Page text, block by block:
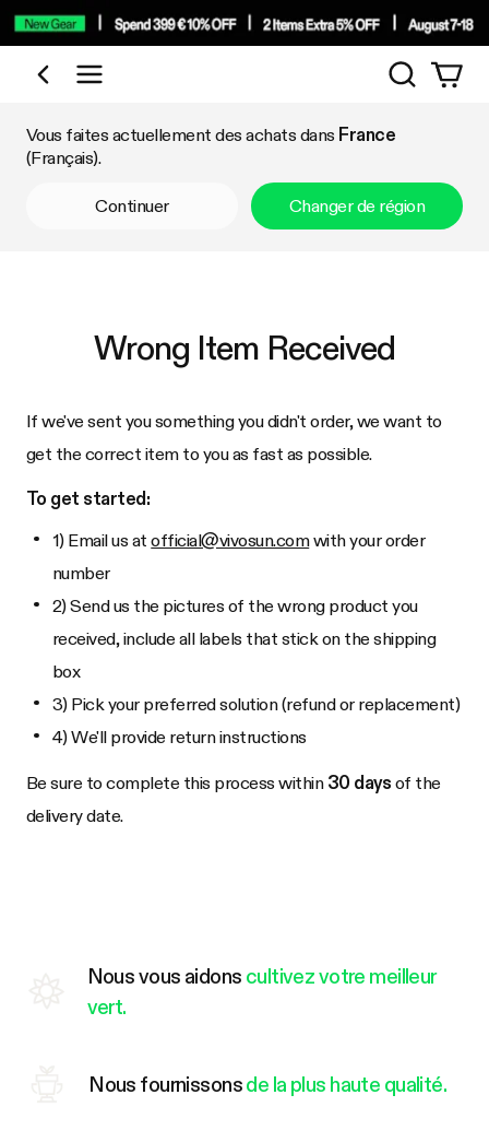
Acheter par catégorie
Vous faites actuellement des achats dans France
(Français).
Continuer Changer de région
Wrong Item Received
If we've sent you something you didn't order, we want to
get the correct item to you as fast as possible.
To get started:
1) Email us atofficial@vivosun.comwith your order
number
2) Send us the pictures of the wrong product you
received, include all labels that stick on the shipping
box
3) Pick your preferred solution (refund or replacement)
4) We'll provide return instructions
Be sure to complete this process within 30 days of the
delivery date.
Nous vous aidons cultivez votre meilleur
vert.
Nous fournissonsde la plus haute qualité.